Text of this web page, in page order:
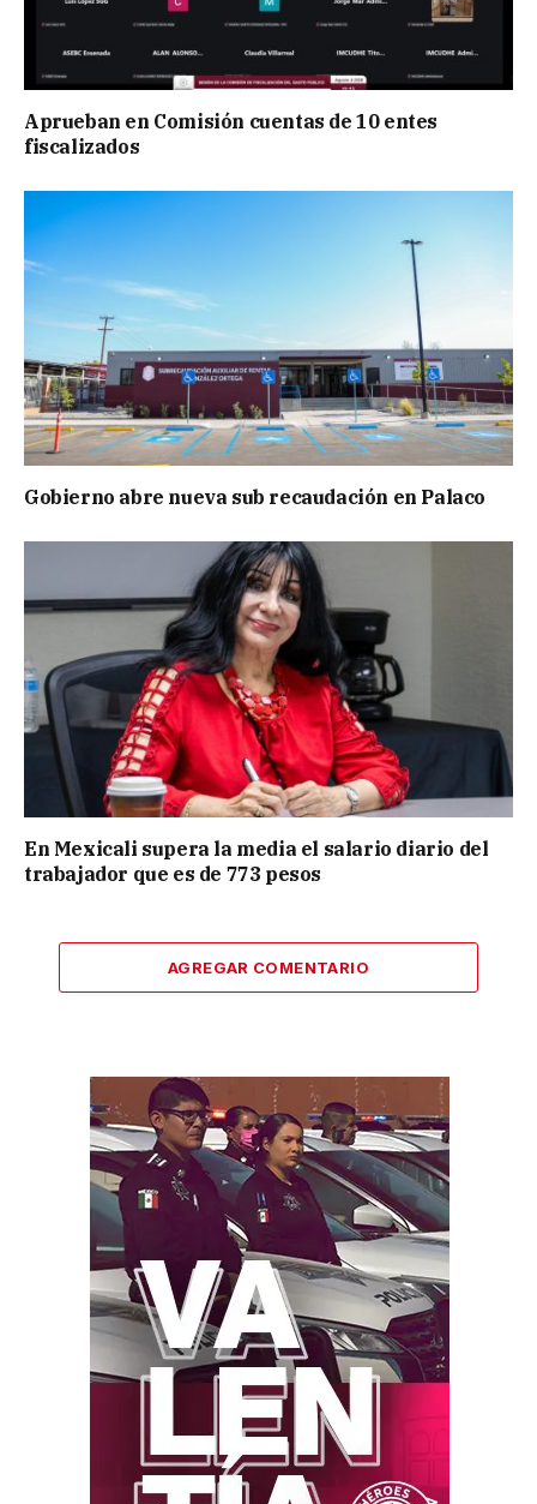
Aprueban en Comisión cuentas de 10 entes
fiscalizados
Gobierno abre nueva sub recaudación en Palaco
En Mexicali supera la media el salario diario del
trabajador que es de 773 pesos
AGREGAR COMENTARIO